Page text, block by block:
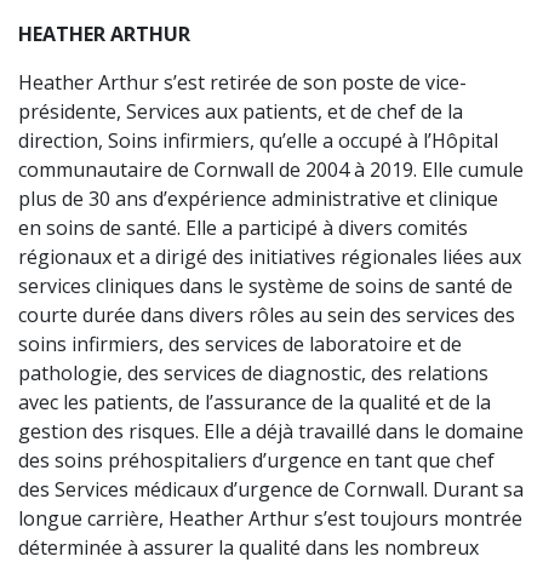
HEATHER ARTHUR
Heather Arthur s’est retirée de son poste de vice-
présidente, Services aux patients, et de chef de la
direction, Soins infirmiers, qu’elle a occupé à l’Hôpital
communautaire de Cornwall de 2004 à 2019. Elle cumule
plus de 30 ans d’expérience administrative et clinique
en soins de santé. Elle a participé à divers comités
régionaux et a dirigé des initiatives régionales liées aux
services cliniques dans le système de soins de santé de
courte durée dans divers rôles au sein des services des
soins infirmiers, des services de laboratoire et de
pathologie, des services de diagnostic, des relations
avec les patients, de l’assurance de la qualité et de la
gestion des risques. Elle a déjà travaillé dans le domaine
des soins préhospitaliers d’urgence en tant que chef
des Services médicaux d’urgence de Cornwall. Durant sa
longue carrière, Heather Arthur s’est toujours montrée
déterminée à assurer la qualité dans les nombreux